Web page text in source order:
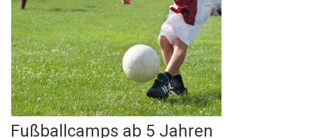
Fußballcamps ab 5 Jahren